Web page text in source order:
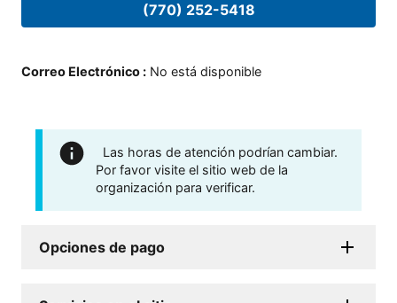
(770) 252-5418
Correo Electrónico : No está disponible
Las horas de atención podrían cambiar.
Por favor visite el sitio web de la
organización para verificar.
Opciones de pago